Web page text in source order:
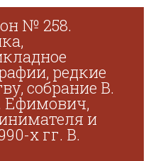
№ 258.
редкие
собрание В.
Ефимович,
и
х гг. В.